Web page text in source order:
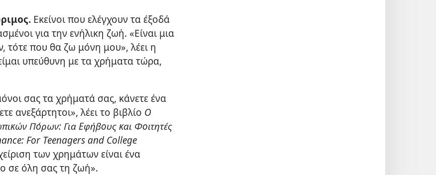
Εκείνοι που ελέγχουν τα έξοδά
για την ενήλικη ζωή. «Είναι μια
τότε που θα ζω μόνη μου», λέει η
υπεύθυνη με τα χρήματα τώρα,
σας τα χρήματά σας, κάνετε ένα
ανεξάρτητοι», λέει το βιβλίο Ο
Πόρων: Για Εφήβους και Φοιτητές
For Teenagers and College
των χρημάτων είναι ένα
σε όλη σας τη ζωή».